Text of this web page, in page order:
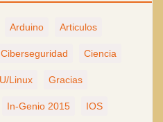
Arduino Articulos
Ciberseguridad Ciencia
Linux Gracias
In-Genio 2015 IOS